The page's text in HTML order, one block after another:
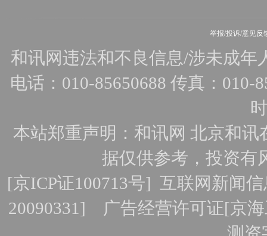
举报/投诉/意见反
和讯网违法和不良信息/涉未成年
电话：010-85650688 传真：010-
本站郑重声明：和讯网 北京和
据仅供参考，投资有
[京ICP证100713号]互联网新闻
20090331] 广告经营许可证[京